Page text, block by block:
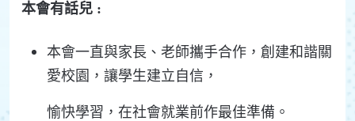
本會有話兒 :
本會一直與家長、老師攜手合作，創建和諧關
愛校園，讓學生建立自信，
愉快學習，在社會就業前作最佳準備。